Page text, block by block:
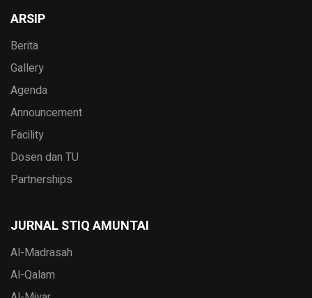
ARSIP
Berita
Gallery
Agenda
Announcement
Facility
Dosen dan TU
Partnerships
JURNAL STIQ AMUNTAI
Al-Madrasah
Al-Qalam